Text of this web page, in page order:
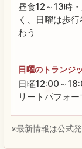
昼食12～13時
く、日曜は歩
わう
日曜のトランジ
日曜12:00～
リートパフォ
※最新情報は公式